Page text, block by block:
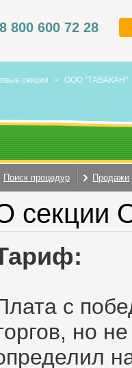
8 800 600 72 28
секции > ООО "ТАВАКАН"
Поиск процедур Продажи
секции
с
но